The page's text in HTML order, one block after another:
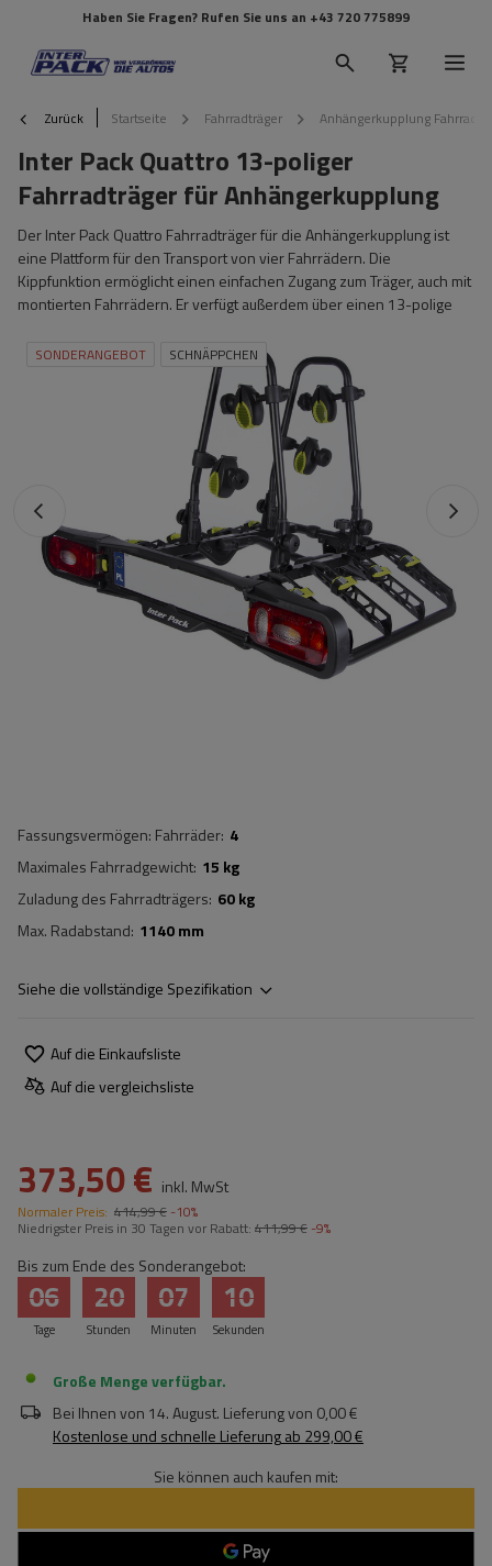
Haben Sie Fragen? Rufen Sie uns an +43 720 775899
Zurück Startseite Fahrradträger Anhängerkupplung
Inter Pack Quattro 13-poliger
Fahrradträger für Anhängerkupplung
Der Inter Pack Quattro Fahrradträger für die Anhängerkupplung ist
eine Plattform für den Transport von vier Fahrrädern. Die
Kippfunktion ermöglicht einen einfachen Zugang zum Träger, auch mit
montierten Fahrrädern. Er verfügt außerdem über einen 13-polige
SONDERANGEBOT SCHNÄPPCHEN
Fassungsvermögen: Fahrräder 4
Maximales Fahrradgewicht 15 kg
Zuladung des Fahrradträgers 60 kg
Max. Radabstand 1140 mm
Siehe die vollständige Spezifikation
Auf die Einkaufsliste
Auf die vergleichsliste
373,50 € inkl. MwSt
Normaler Preis: 414,99 € -10%
Niedrigster Preis in 30 Tagen vor Rabatt: 411,99 € -9%
Bis zum Ende des Sonderangebot:
Tage
06
Stunden
20
Minuten
07
Sekunden
10
Große Menge verfügbar
Bei Ihnen von 14. August. Lieferung von 0,00 €
Kostenlose und schnelle Lieferungab 299,00 €
Sie können auch kaufen mit: